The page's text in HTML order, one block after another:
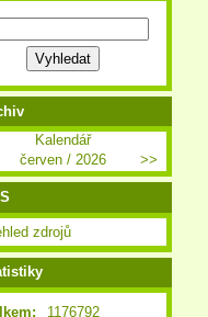
Kalendář
červen / 2026 >>
zdrojů
1176792